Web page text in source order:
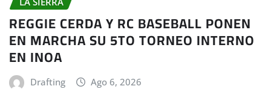
REGGIE CERDA Y RC BASEBALL PONEN
EN MARCHA SU 5TO TORNEO INTERNO
EN INOA
Drafting Ago 6, 2026